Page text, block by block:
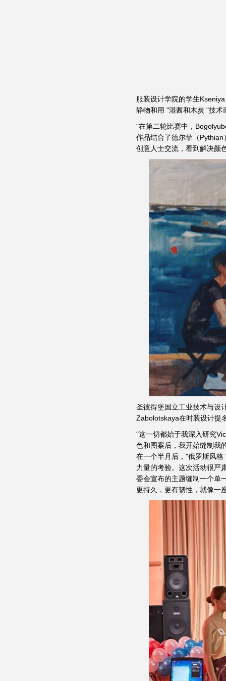
服装设计学院的学生
静物和用 "湿酱和木炭 "技术
"在第二轮比赛中，
作品结合了德尔菲（
创意人士交流，看到解决颜
圣彼得堡国立工业技术与设
Zabolotskaya在时装设计提
"这一切都始于我深入研究
色和图案后，我开始缝制我
在一个半月后，"俄罗斯风
力量的考验。这次活动很严
委会宣布的主题缝制一个单
更持久，更有韧性，就像一